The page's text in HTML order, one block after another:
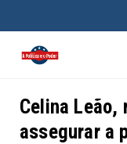
Celina Leão,
assegurar a